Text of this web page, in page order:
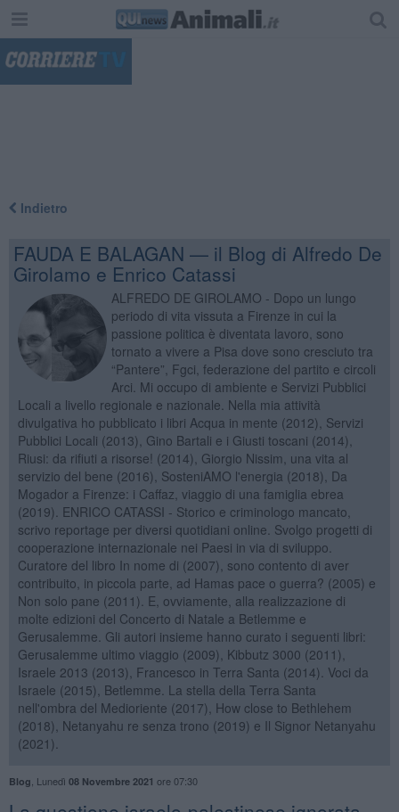
Indietro
FAUDA E BALAGAN — il Blog di Alfredo De
Girolamo e Enrico Catassi
ALFREDO DE GIROLAMO - Dopo un lungo
periodo di vita vissuta a Firenze in cui la
passione politica è diventata lavoro, sono
tornato a vivere a Pisa dove sono cresciuto tra
“Pantere”, Fgci, federazione del partito e circoli
Arci. Mi occupo di ambiente e Servizi Pubblici
Locali a livello regionale e nazionale. Nella mia attività
divulgativa ho pubblicato i libri Acqua in mente (2012), Servizi
Pubblici Locali (2013), Gino Bartali e i Giusti toscani (2014),
Riusi: da rifiuti a risorse! (2014), Giorgio Nissim, una vita al
servizio del bene (2016), SosteniAMO l'energia (2018), Da
Mogador a Firenze: i Caffaz, viaggio di una famiglia ebrea
(2019). ENRICO CATASSI - Storico e criminologo mancato,
scrivo reportage per diversi quotidiani online. Svolgo progetti di
cooperazione internazionale nei Paesi in via di sviluppo.
Curatore del libro In nome di (2007), sono contento di aver
contribuito, in piccola parte, ad Hamas pace o guerra? (2005) e
Non solo pane (2011). E, ovviamente, alla realizzazione di
molte edizioni del Concerto di Natale a Betlemme e
Gerusalemme. Gli autori insieme hanno curato i seguenti libri:
Gerusalemme ultimo viaggio (2009), Kibbutz 3000 (2011),
Israele 2013 (2013), Francesco in Terra Santa (2014). Voci da
Israele (2015), Betlemme. La stella della Terra Santa
nell'ombra del Medioriente (2017), How close to Bethlehem
(2018), Netanyahu re senza trono (2019) e Il Signor Netanyahu
(2021).
Blog Lunedì 08 Novembre 2021 ore 07:30